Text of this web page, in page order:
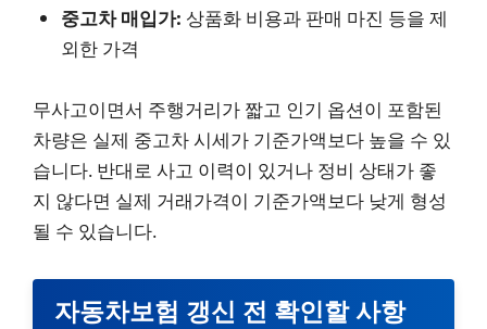
중고차 매입가: 상품화 비용과 판매 마진 등을 제
외한 가격
무사고이면서 주행거리가 짧고 인기 옵션이 포함된
차량은 실제 중고차 시세가 기준가액보다 높을 수 있
습니다. 반대로 사고 이력이 있거나 정비 상태가 좋
지 않다면 실제 거래가격이 기준가액보다 낮게 형성
될 수 있습니다.
자동차보험 갱신 전 확인할 사항